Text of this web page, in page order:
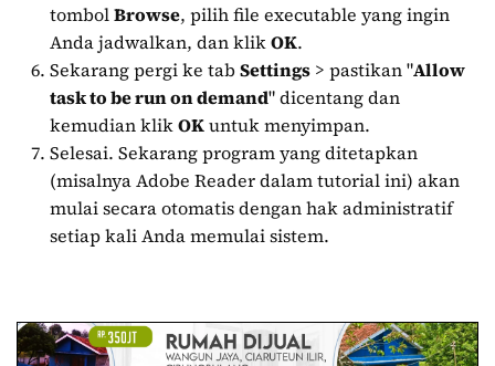
tombolBrowse, pilih file executable yang ingin
Anda jadwalkan, dan klikOK.
Sekarang pergi ke tabSettings > pastikan "Allow
task to be run on demand" dicentang dan
kemudian klikOKuntuk menyimpan.
Selesai. Sekarang program yang ditetapkan
(misalnya Adobe Reader dalam tutorial ini) akan
mulai secara otomatis dengan hak administratif
setiap kali Anda memulai sistem.